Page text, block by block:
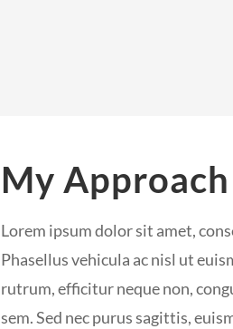
My Approach
Lorem ipsum dolor sit amet,
Phasellus vehicula ac nisl ut
rutrum, efficitur neque non,
sem. Sed nec purus sagittis,